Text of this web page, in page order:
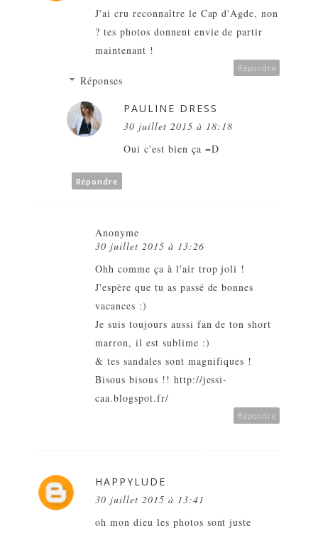
J'ai cru reconnaître le Cap d'Agde, non
? tes photos donnent envie de partir
maintenant !
Répondre
Réponses
PAULINE DRESS
30 juillet 2015 à 18:18
Oui c'est bien ça =D
Répondre
Anonyme
30 juillet 2015 à 13:26
Ohh comme ça à l'air trop joli !
J'espère que tu as passé de bonnes
vacances :)
Je suis toujours aussi fan de ton short
marron, il est sublime :)
& tes sandales sont magnifiques !
Bisous bisous !! http://jessi-
caa.blogspot.fr/
Répondre
HAPPYLUDE
30 juillet 2015 à 13:41
oh mon dieu les photos sont juste